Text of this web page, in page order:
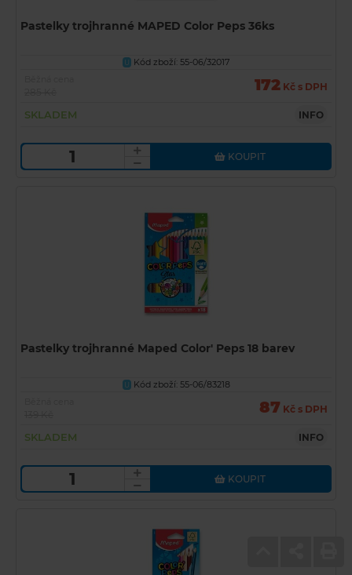
Pastelky trojhranné MAPED Color Peps 36ks
U
Kód zboží: 55-06/32017
172 Kč s DPH
SKLADEM INFO
KOUPIT
Pastelky trojhranné Maped Color' Peps 18 barev
U Kód zboží: 55-06/83218
87 Kč s DPH
SKLADEM INFO
KOUPIT